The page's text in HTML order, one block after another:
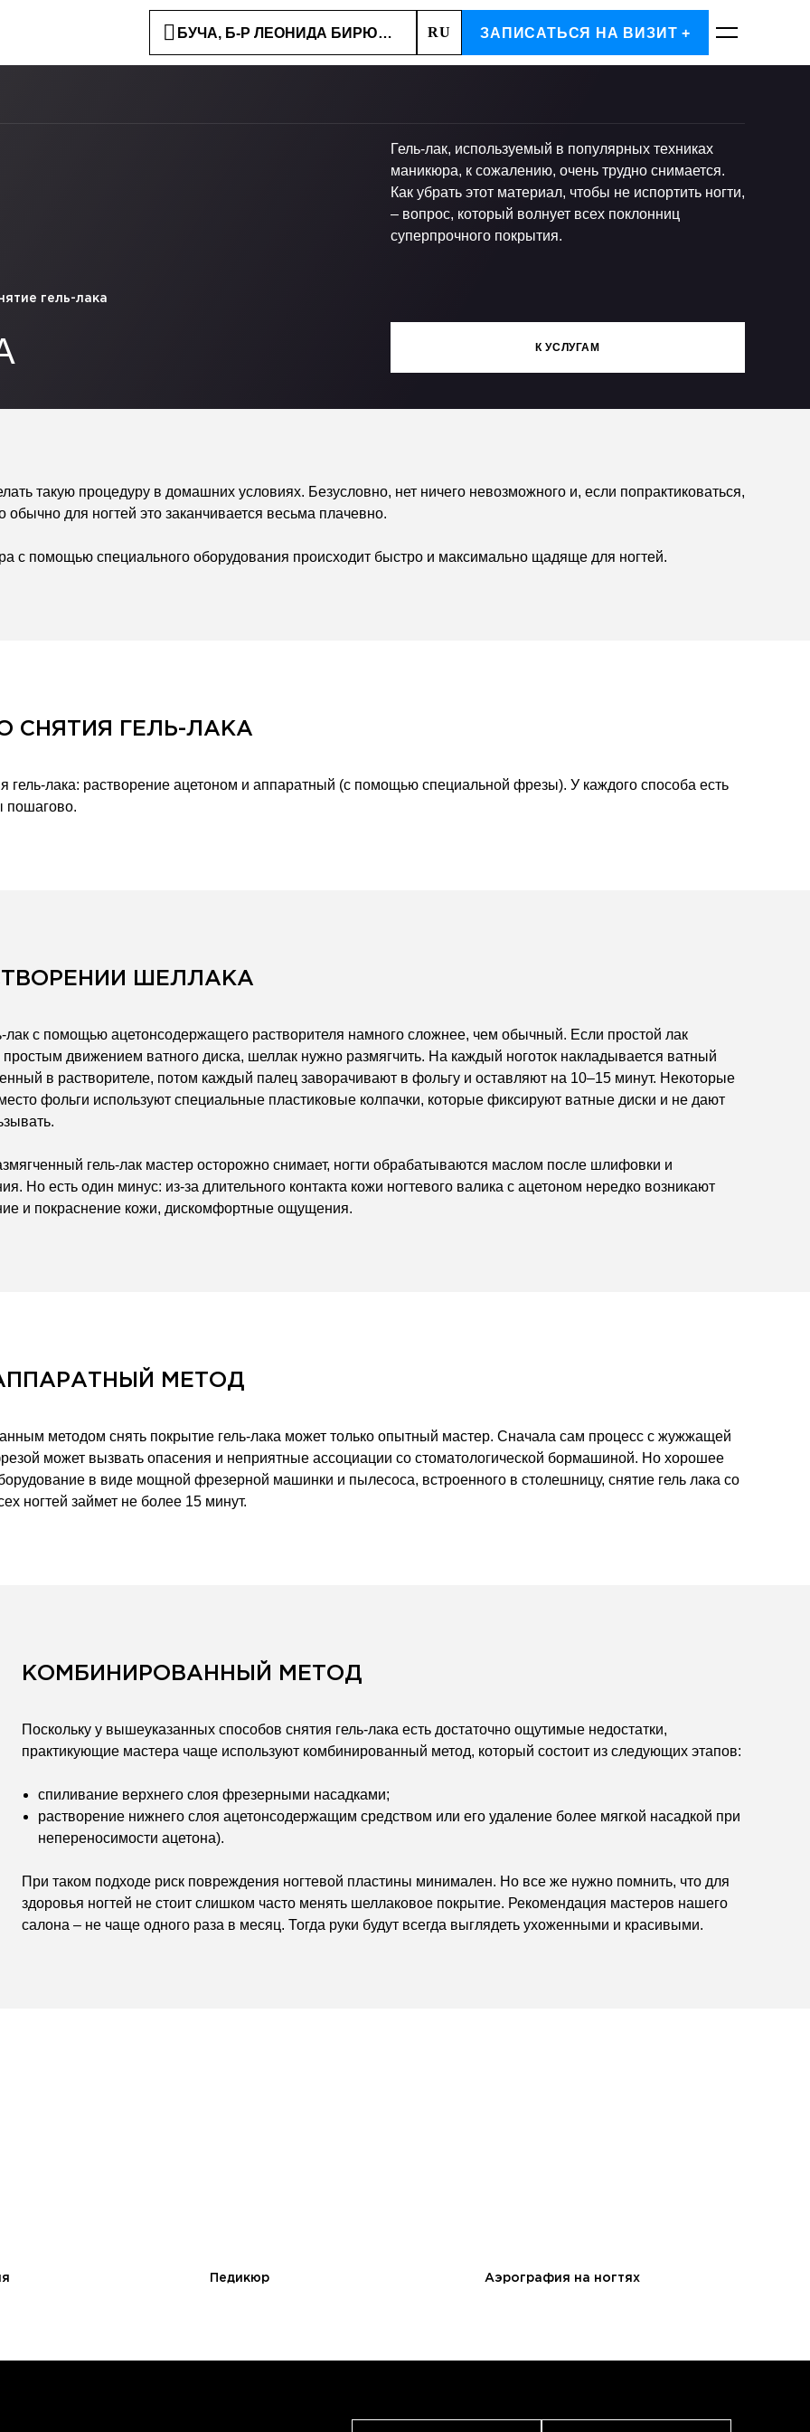
БУЧА, Б-Р ЛЕОНИДА БИРЮКОВА, 2RU ЗАПИСАТЬСЯ НА ВИЗИТ +
гель-лака
Гель-лак, используемый в популярных техниках
маникюра, к сожалению, очень трудно снимается.
Как убрать этот материал, чтобы не испортить ногти,
– вопрос, который волнует всех поклонниц
суперпрочного покрытия.
К УСЛУГАМ
такую процедуру в домашних условиях. Безусловно, нет ничего невозможного и, если попрактиковаться,
для ногтей это заканчивается весьма плачевно.
с помощью специального оборудования происходит быстро и максимально щадяще для ногтей.
СНЯТИЯ ГЕЛЬ-ЛАКА
лака: растворение ацетоном и аппаратный (с помощью специальной фрезы). У каждого способа есть
пошагово.
ШЕЛЛАКА
лак с помощью ацетонсодержащего растворителя намного сложнее, чем обычный. Если простой лак
простым движением ватного диска, шеллак нужно размягчить. На каждый ноготок накладывается ватный
в растворителе, потом каждый палец заворачивают в фольгу и оставляют на 10–15 минут. Некоторые
фольги используют специальные пластиковые колпачки, которые фиксируют ватные диски и не дают
гель-лак мастер осторожно снимает, ногти обрабатываются маслом после шлифовки и
Но есть один минус: из-за длительного контакта кожи ногтевого валика с ацетоном нередко возникают
и покраснение кожи, дискомфортные ощущения.
МЕТОД
методом снять покрытие гель-лака может только опытный мастер. Сначала сам процесс с жужжащей
может вызвать опасения и неприятные ассоциации со стоматологической бормашиной. Но хорошее
в виде мощной фрезерной машинки и пылесоса, встроенного в столешницу, снятие гель лака со
ногтей займет не более 15 минут.
КОМБИНИРОВАННЫЙ МЕТОД
Поскольку у вышеуказанных способов снятия гель-лака есть достаточно ощутимые недостатки,
практикующие мастера чаще используют комбинированный метод, который состоит из следующих этапов:
спиливание верхнего слоя фрезерными насадками;
растворение нижнего слоя ацетонсодержащим средством или его удаление более мягкой насадкой при
непереносимости ацетона).
При таком подходе риск повреждения ногтевой пластины минимален. Но все же нужно помнить, что для
здоровья ногтей не стоит слишком часто менять шеллаковое покрытие. Рекомендация мастеров нашего
салона – не чаще одного раза в месяц. Тогда руки будут всегда выглядеть ухоженными и красивыми.
Педикюр Аэрография на ногтях